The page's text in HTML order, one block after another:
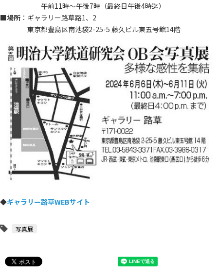
午前11時～午後7時（最終日午後4時迄）
■場所 ：ギャラリー路草路1、2
東京都豊島区南池袋2-25-5 藤久ビル東五号館14階
◆ギャラリー路草WEBサイト
写真展